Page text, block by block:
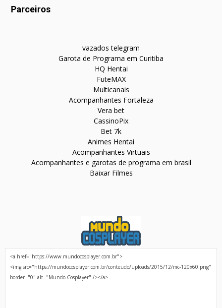
Parceiros
vazados telegram
Garota de Programa em Curitiba
HQ Hentai
FuteMAX
Multicanais
Acompanhantes Fortaleza
Vera bet
CassinoPix
Bet 7k
Animes Hentai
Acompanhantes Virtuais
Acompanhantes e garotas de programa em brasil
Baixar Filmes